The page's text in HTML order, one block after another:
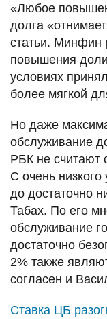
«Любое
долга
статьи. Минфин
повышения
условиях
более мягкой
Но даже
обслуживание
РБК не считают
С очень
до достаточно
Табах. По его
обслуживание
достаточно
2% также
согласен и
Ставка ЦБ